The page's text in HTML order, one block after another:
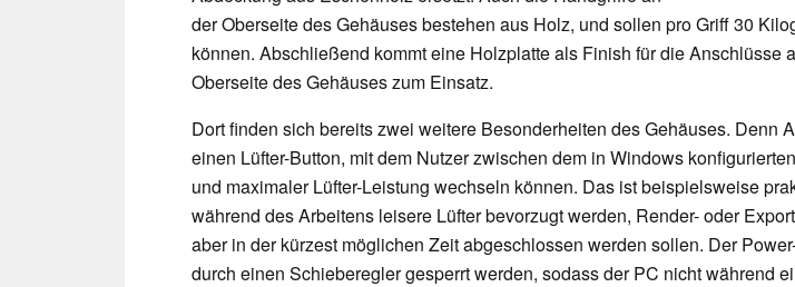
der Oberseite des Gehäuses bestehen aus Holz, und sollen pro Griff 30
können. Abschließend kommt eine Holzplatte als Finish für die Anschlüsse
Oberseite des Gehäuses zum Einsatz.
Dort finden sich bereits zwei weitere Besonderheiten des Gehäuses. Denn
einen Lüfter-Button, mit dem Nutzer zwischen dem in Windows
und maximaler Lüfter-Leistung wechseln können. Das ist beispielsweise
während des Arbeitens leisere Lüfter bevorzugt werden, Render- oder
aber in der kürzest möglichen Zeit abgeschlossen werden sollen. Der
durch einen Schieberegler gesperrt werden, sodass der PC nicht während